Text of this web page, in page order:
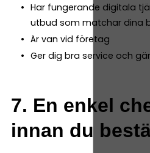
Har fungerande digitala
utbud som matchar dina
Är van vid företag
Ger dig bra service och
7. En enkel
innan du